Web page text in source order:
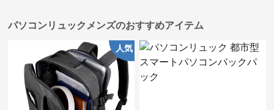
パソコンリュックメンズのおすすめアイテム
人気